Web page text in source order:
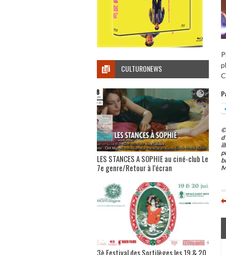
CULTURONEWS
LES STANCES A SOPHIE au ciné-club Le
7e genre/Retour à l’écran
3è Festival des Sortilèges les 19 & 20